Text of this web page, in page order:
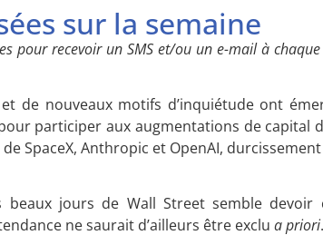
sur la semaine
pour recevoir un SMS et/ou un e-mail à
de nouveaux motifs d’inquiétude ont
participer aux augmentations de capital
SpaceX, Anthropic et OpenAI,
jours de Wall Street semble devoir
ne saurait d’ailleurs être exclu a priori.